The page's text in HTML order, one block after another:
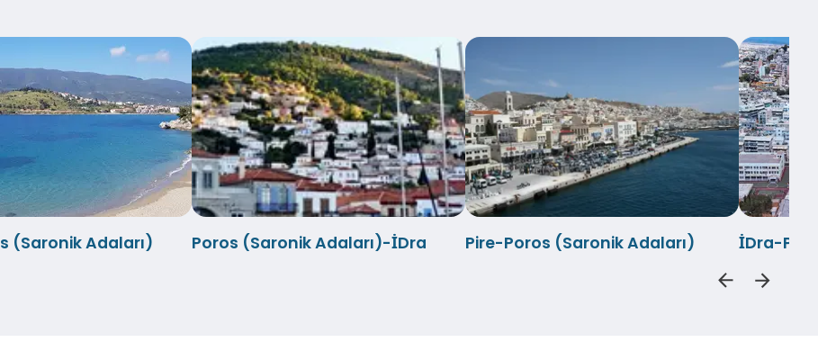
(Saronik Adaları) Poros (Saronik Adaları)-İDra Pire-Poros (Saronik Adaları) İDra-Pire